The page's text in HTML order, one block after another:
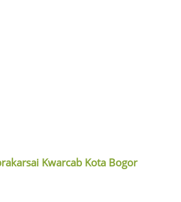
Kwarcab Kota Bogor